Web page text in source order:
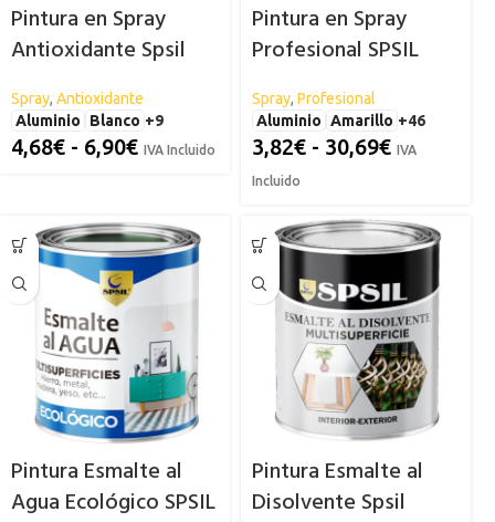
Pintura en Spray
Antioxidante Spsil
Spray, Antioxidante
Aluminio
Blanco +9
4,68€ - 6,90€ IVA Incluido
Pintura en Spray
Profesional SPSIL
Spray, Profesional
Aluminio Amarillo +46
3,82€ - 30,69€ IVA
Incluido
Pintura Esmalte al
Agua Ecológico SPSIL
Pintura Esmalte al
Disolvente Spsil